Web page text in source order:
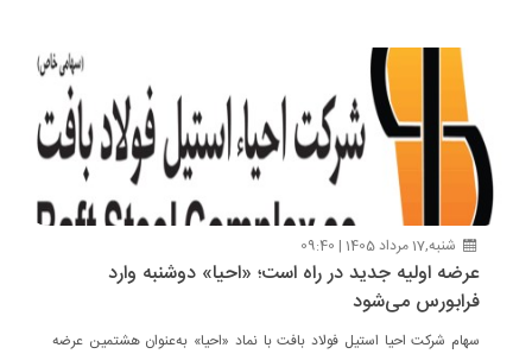
شنبه,17 مرداد 1405 | 09:40
عرضه اولیه جدید در راه است؛ «احیا» دوشنبه وارد
فرابورس می‌شود
سهام شرکت احیا استیل فولاد بافت با نماد «احیا» به‌عنوان هشتمین عرضه